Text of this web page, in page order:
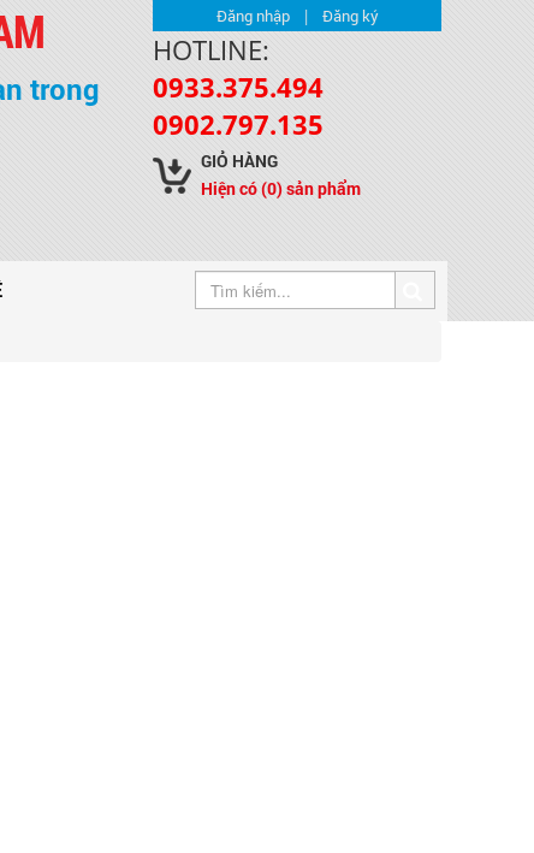
trong
Đăng nhập | Đăng ký
HOTLINE:
0933.375.494
0902.797.135
GIỎ HÀNG
Hiện có(0)sản phẩm